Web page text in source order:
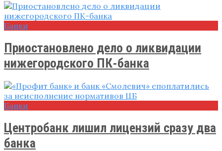
Банки
Приостановлено дело о ликвидации
нижегородского ПК-банка
Банки
Центробанк лишил лицензий сразу два
банка